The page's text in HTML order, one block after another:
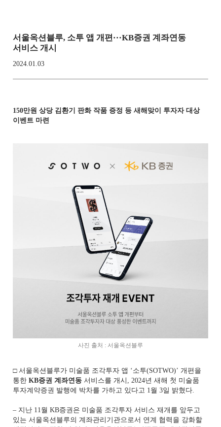
서울옥션블루, 소투 앱 개편···KB증권 계좌연동
서비스 개시
2024.01.03
150만원 상당 김환기 판화 작품 증정 등 새해맞이 투자자 대상
이벤트 마련
사진 출처 : 서울옥션블루
□ 서울옥션블루가 미술품 조각투자 앱 ‘소투(SOTWO)’ 개편을
통한 KB증권 계좌연동 서비스를 개시, 2024년 새해 첫 미술품
투자계약증권 발행에 박차를 가하고 있다고 1월 3일 밝혔다.
– 지난 11월 KB증권은 미술품 조각투자 서비스 재개를 앞두고
있는 서울옥션블루의 계좌관리기관으로서 연계 협력을 강화할